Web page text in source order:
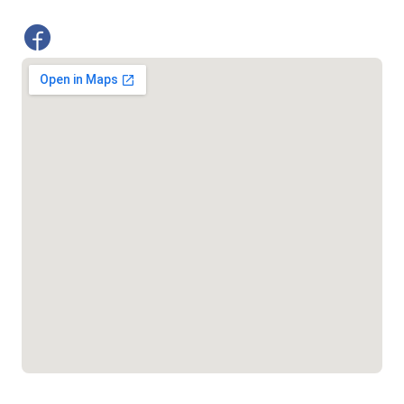
শিশু সহায়তা লাইন
১৬১০৯
১৬৪৪৫